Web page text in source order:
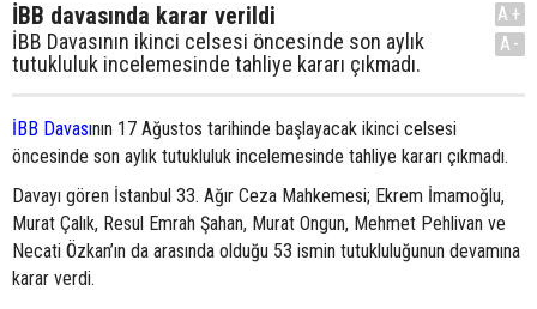
İBB davasında karar verildi
İBB Davasının ikinci celsesi öncesinde son aylık
tutukluluk incelemesinde tahliye kararı çıkmadı.
A+
A-
İBB Davasının 17 Ağustos tarihinde başlayacak ikinci celsesi
öncesinde son aylık tutukluluk incelemesinde tahliye kararı çıkmadı.
Davayı gören İstanbul 33. Ağır Ceza Mahkemesi; Ekrem İmamoğlu,
Murat Çalık, Resul Emrah Şahan, Murat Ongun, Mehmet Pehlivan ve
Necati Özkan’ın da arasında olduğu 53 ismin tutukluluğunun devamına
karar verdi.